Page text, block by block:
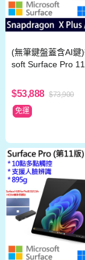
(無筆鍵盤蓋含AI鍵
soft Surface Pro 11
$53,888 $73,900
免運